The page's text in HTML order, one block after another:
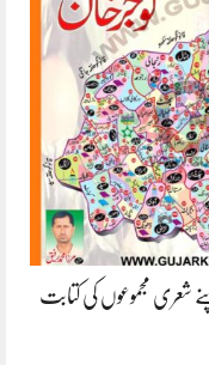
شعری مجموعوں کی کتابت